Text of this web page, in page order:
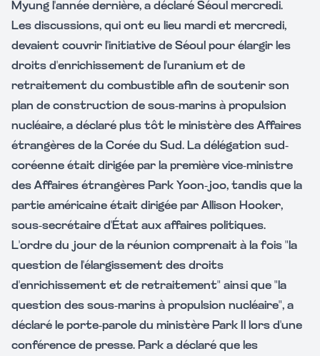
Myung l'année dernière, a déclaré Séoul mercredi.
Les discussions, qui ont eu lieu mardi et mercredi,
devaient couvrir l'initiative de Séoul pour élargir les
droits d'enrichissement de l'uranium et de
retraitement du combustible afin de soutenir son
plan de construction de sous-marins à propulsion
nucléaire, a déclaré plus tôt le ministère des Affaires
étrangères de la Corée du Sud. La délégation sud-
coréenne était dirigée par la première vice-ministre
des Affaires étrangères Park Yoon-joo, tandis que la
partie américaine était dirigée par Allison Hooker,
sous-secrétaire d'État aux affaires politiques.
L'ordre du jour de la réunion comprenait à la fois "la
question de l'élargissement des droits
d'enrichissement et de retraitement" ainsi que "la
question des sous-marins à propulsion nucléaire", a
déclaré le porte-parole du ministère Park Il lors d'une
conférence de presse. Park a déclaré que les